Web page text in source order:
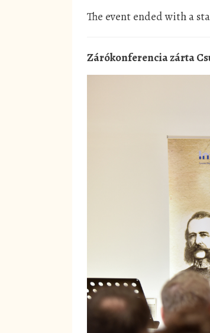
The event ended with a
Zárókonferencia zárta